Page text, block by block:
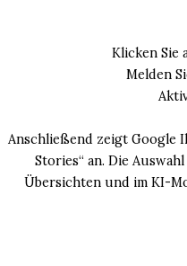
Klicken Sie
Melden
Anschließend zeigt Google
Stories“ an. Die
Übersichten und im KI-